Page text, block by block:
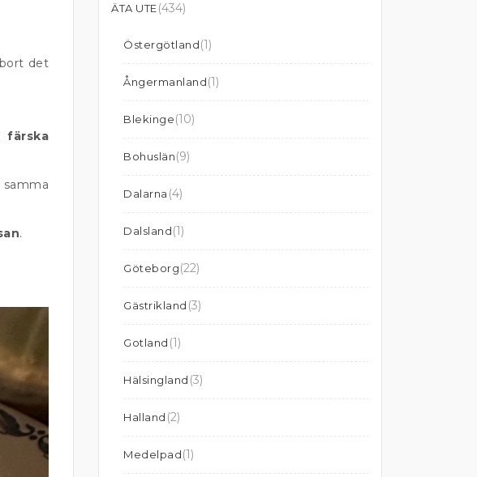
det
färska
samma
.
ÄTA UTE(434)
Östergötland(1)
Ångermanland(1)
Blekinge(10)
Bohuslän(9)
Dalarna (4)
Dalsland(1)
Göteborg(22)
Gästrikland (3)
Gotland (1)
Hälsingland (3)
Halland (2)
Medelpad(1)